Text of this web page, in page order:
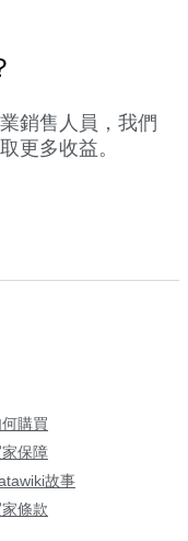
銷售人員，我們
更多收益。
購買
家保障
故事
條款